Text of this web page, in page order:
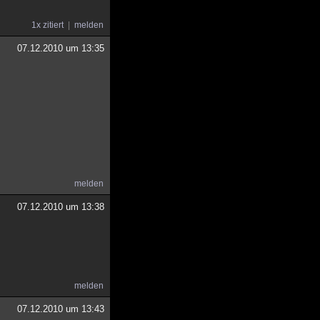
1x zitiert melden
07.12.2010 um 13:35
melden
07.12.2010 um 13:38
melden
07.12.2010 um 13:43